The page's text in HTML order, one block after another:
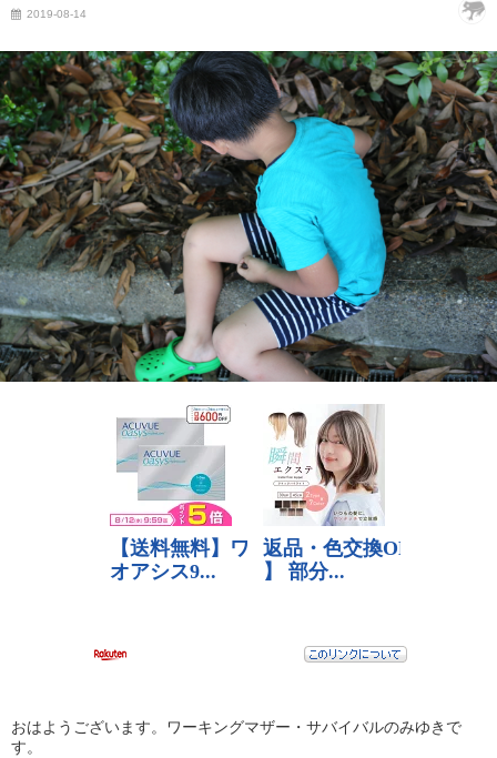
2019-08-14
おはようございます。ワーキングマザー・サバイバルのみゆきで
す。